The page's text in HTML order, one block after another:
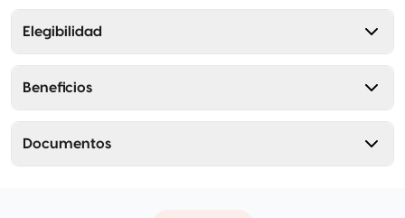
Elegibilidad
Beneficios
Documentos